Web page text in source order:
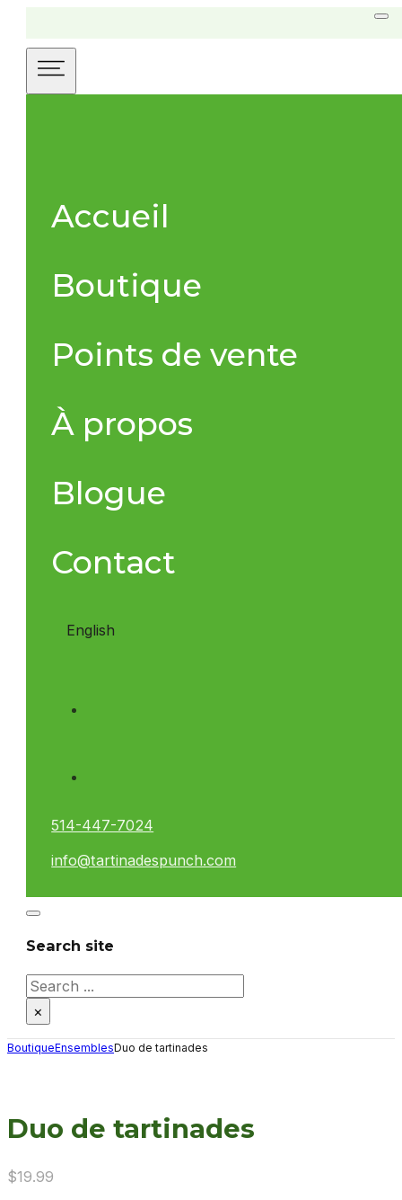
Accueil
Boutique
Points de vente
À propos
Blogue
Contact
English
514-447-7024
info@tartinadespunch.com
Search site
Search
×
BoutiqueEnsemblesDuo de tartinades
Duo de tartinades
$19.99